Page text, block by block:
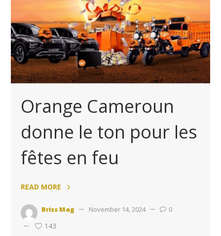
Orange Cameroun
donne le ton pour les
fêtes en feu
READ MORE
Briss Mag November 14, 2024 0
143